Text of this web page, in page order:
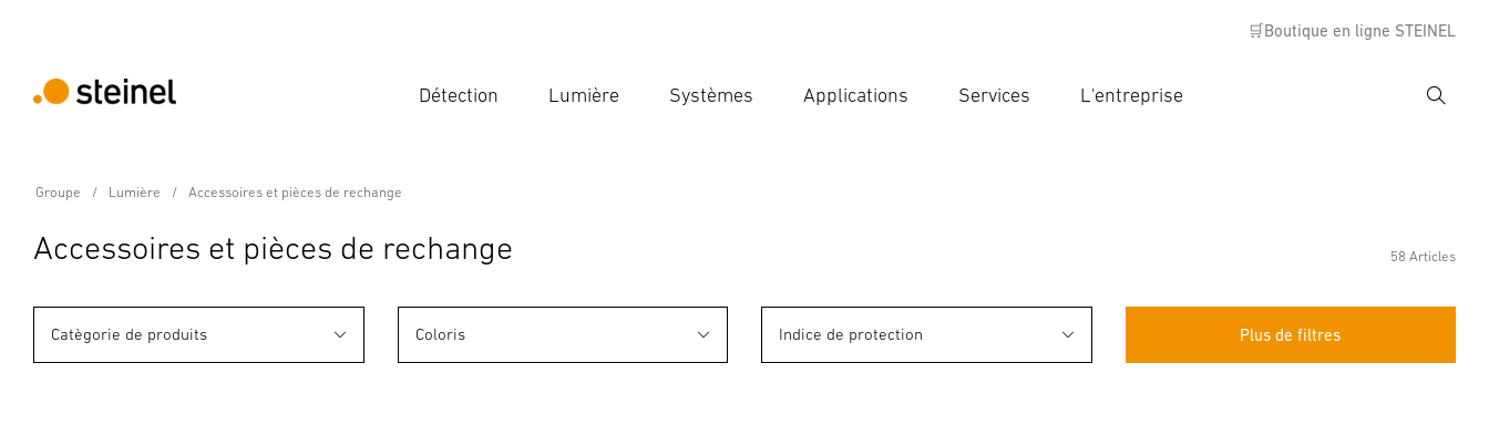
🛒Boutique en ligne STEINEL
Détection Lumière Systèmes Applications Services L'entreprise
Groupe Lumière Accessoires et pièces de rechange
Accessoires et pièces de rechange 58 Articles
Plus de filtres
Catègorie de produits Coloris Indice de protection